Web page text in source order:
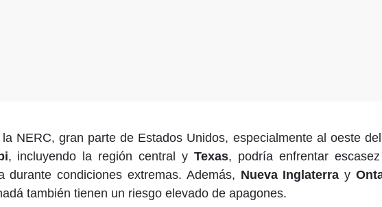
la NERC, gran parte de Estados Unidos, especialmente al oeste
, incluyendo la región central yTexas, podría enfrentar
durante condiciones extremas. Además, Nueva Inglaterray
también tienen un riesgo elevado de apagones.